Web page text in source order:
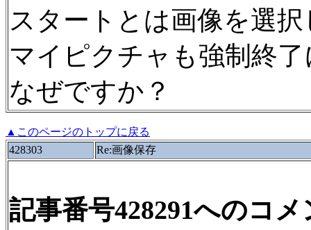
スタートとは画像を選
マイピクチャも強制終
なぜですか？
▲このページのトップに戻る
428303
Re:画像保存
記事番号428291へのコメ